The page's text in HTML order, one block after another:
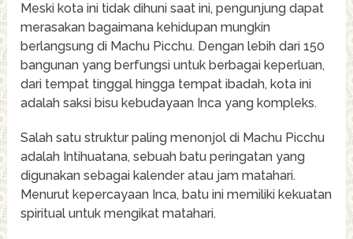
Meski kota ini tidak dihuni saat ini, pengunjung dapat
merasakan bagaimana kehidupan mungkin
berlangsung di Machu Picchu. Dengan lebih dari 150
bangunan yang berfungsi untuk berbagai keperluan,
dari tempat tinggal hingga tempat ibadah, kota ini
adalah saksi bisu kebudayaan Inca yang kompleks.
Salah satu struktur paling menonjol di Machu Picchu
adalah Intihuatana, sebuah batu peringatan yang
digunakan sebagai kalender atau jam matahari.
Menurut kepercayaan Inca, batu ini memiliki kekuatan
spiritual untuk mengikat matahari.